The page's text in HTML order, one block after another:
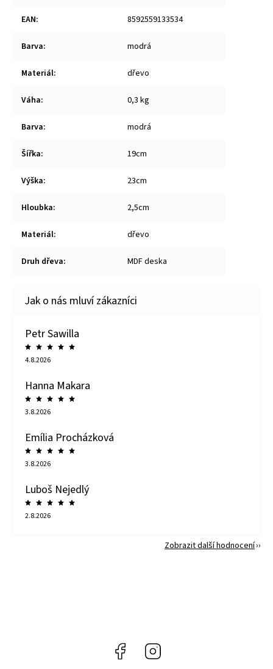
EAN: 8592559133534
Barva: modrá
Materiál: dřevo
Váha: 0,3 kg
Barva: modrá
Šířka: 19cm
Výška: 23cm
Hloubka: 2,5cm
Materiál: dřevo
Druh dřeva: MDF deska
Petr Sawilla
4.8.2026
Hanna Makara
3.8.2026
Emília Procházková
3.8.2026
Luboš Nejedlý
2.8.2026
Zobrazit další hodnocení
Facebook